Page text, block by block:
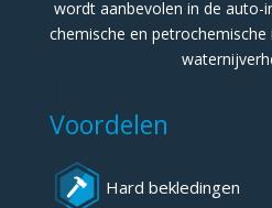
wordt aanbevolen in de auto-
chemische en
Voordelen
Hard bekledingen